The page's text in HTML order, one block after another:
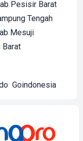
Pesisir Barat
Tengah
Mesuji
Barat
Goindonesia